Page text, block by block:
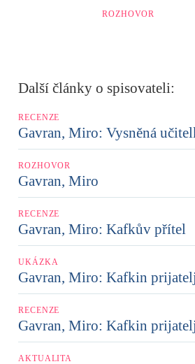
ROZHOVOR
Další články o spisovateli:
RECENZE
Gavran, Miro: Vysněná
ROZHOVOR
Gavran, Miro
RECENZE
Gavran, Miro: Kafkův přítel
UKÁZKA
Gavran, Miro: Kafkin prijatelj
RECENZE
Gavran, Miro: Kafkin prijatelj
AKTUALITA